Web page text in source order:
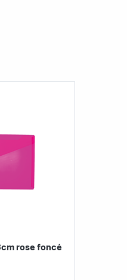
rose foncé